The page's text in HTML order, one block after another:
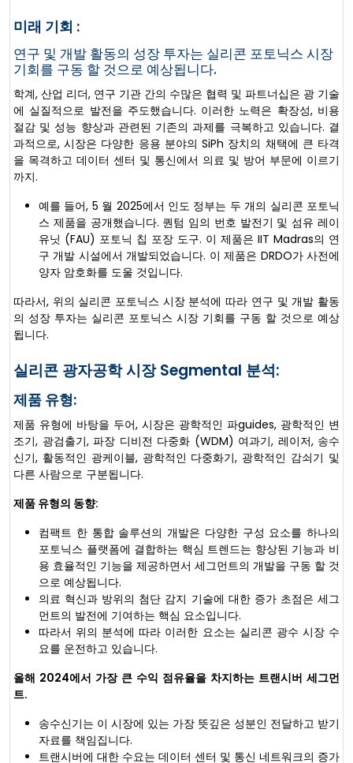
미래 기회 :
연구 및 개발 활동의 성장 투자는 실리콘 포토닉스 시장
기회를 구동 할 것으로 예상됩니다.
학계, 산업 리더, 연구 기관 간의 수많은 협력 및 파트너십은 광 기술
에 실질적으로 발전을 주도했습니다. 이러한 노력은 확장성, 비용
절감 및 성능 향상과 관련된 기존의 과제를 극복하고 있습니다. 결
과적으로, 시장은 다양한 응용 분야의 SiPh 장치의 채택에 큰 타격
을 목격하고 데이터 센터 및 통신에서 의료 및 방어 부문에 이르기
까지.
예를 들어, 5 월 2025에서 인도 정부는 두 개의 실리콘 포토닉
스 제품을 공개했습니다. 퀀텀 임의 번호 발전기 및 섬유 레이
유닛 (FAU) 포토닉 칩 포장 도구. 이 제품은 IIT Madras의 연
구 개발 시설에서 개발되었습니다. 이 제품은 DRDO가 사전에
양자 암호화를 도울 것입니다.
따라서, 위의 실리콘 포토닉스 시장 분석에 따라 연구 및 개발 활동
의 성장 투자는 실리콘 포토닉스 시장 기회를 구동 할 것으로 예상
됩니다.
실리콘 광자공학 시장 Segmental 분석:
제품 유형:
제품 유형에 바탕을 두어, 시장은 광학적인 파guides, 광학적인 변
조기, 광검출기, 파장 디비전 다중화 (WDM) 여과기, 레이저, 송수
신기, 활동적인 광케이블, 광학적인 다중화기, 광학적인 감쇠기 및
다른 사람으로 구분됩니다.
제품 유형의 동향:
컴팩트 한 통합 솔루션의 개발은 다양한 구성 요소를 하나의
포토닉스 플랫폼에 결합하는 핵심 트렌드는 향상된 기능과 비
용 효율적인 기능을 제공하면서 세그먼트의 개발을 구동 할 것
으로 예상됩니다.
의료 혁신과 방위의 첨단 감지 기술에 대한 증가 초점은 세그
먼트의 발전에 기여하는 핵심 요소입니다.
따라서 위의 분석에 따라 이러한 요소는 실리콘 광수 시장 수
요를 운전하고 있습니다.
올해 2024에서 가장 큰 수익 점유율을 차지하는 트랜시버 세그먼
트.
송수신기는 이 시장에 있는 가장 뜻깊은 성분인 전달하고 받기
자료를 책임집니다.
트랜시버에 대한 수요는 데이터 센터 및 통신 네트워크의 증가